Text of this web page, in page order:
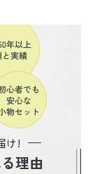
け!
理由